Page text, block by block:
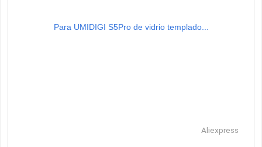
Para UMIDIGI S5Pro de vidrio templado...
Aliexpress